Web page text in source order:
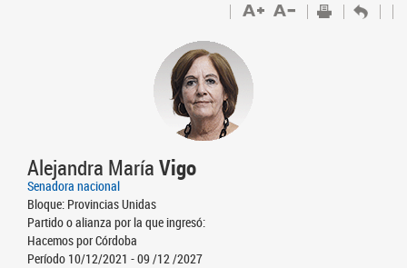
Alejandra MaríaVigo
Senadora nacional
Bloque: Provincias Unidas
Partido o alianza por la que ingresó:
Hacemos por Córdoba
Período 10/12/2021 - 09 /12 /2027